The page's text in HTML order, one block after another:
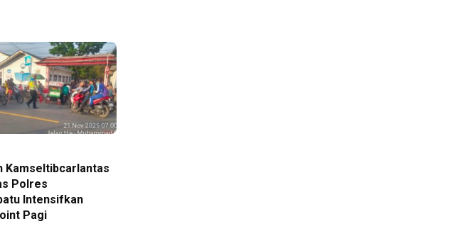
Kamseltibcarlantas
Polres
Intensifkan
Pagi